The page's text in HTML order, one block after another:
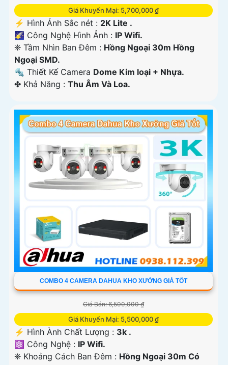
Giá Khuyến Mại: 5,700,000 ₫
️⚡ Hình Ảnh Sắc nét : 2K Lite .
🌠 Công Nghệ Hình Ảnh : IP Wifi.
❈ Tầm Nhìn Ban Đêm : Hồng Ngoại 30m Hồng
Ngoại SMD.
🔩 Thiết Kế Camera Dome Kim loại + Nhựa.
️✤ Khả Năng : Thu Âm Và Loa.
COMBO 4 CAMERA DAHUA KHO XƯỞNG GIÁ TỐT
Giá Bán: 6,500,000 ₫
Giá Khuyến Mại: 5,500,000 ₫
️⚡ Hình Ành Chất Lượng : 3k .
⚛️ Công Nghệ : IP Wifi.
❈ Khoảng Cách Ban Đêm : Hồng Ngoại 30m Có